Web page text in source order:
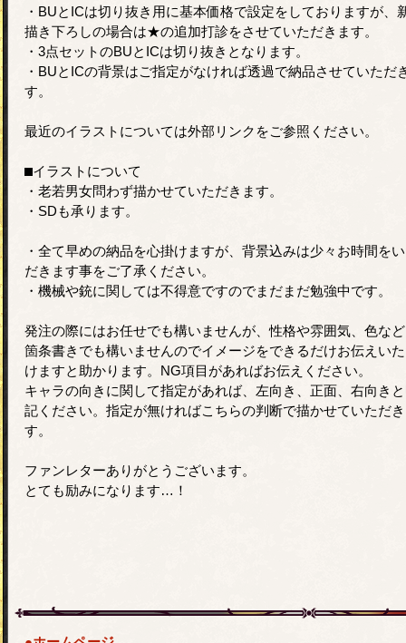
・BUとICは切り抜き用に基本価格で設定をしておりますが、
描き下ろしの場合は★の追加打診をさせていただきます。
・3点セットのBUとICは切り抜きとなります。
・BUとICの背景はご指定がなければ透過で納品させていただ
す。
最近のイラストについては外部リンクをご参照ください。
⬛︎イラストについて
・老若男女問わず描かせていただきます。
・SDも承ります。
・全て早めの納品を心掛けますが、背景込みは少々お時間を
だきます事をご了承ください。
・機械や銃に関しては不得意ですのでまだまだ勉強中です。
発注の際にはお任せでも構いませんが、性格や雰囲気、色な
箇条書きでも構いませんのでイメージをできるだけお伝えい
けますと助かります。NG項目があればお伝えください。
キャラの向きに関して指定があれば、左向き、正面、右向き
記ください。指定が無ければこちらの判断で描かせていただ
す。
ファンレターありがとうございます。
とても励みになります…！